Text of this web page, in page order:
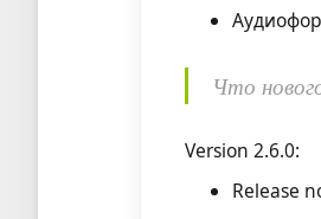
Что
Version 2.6.0:
Release